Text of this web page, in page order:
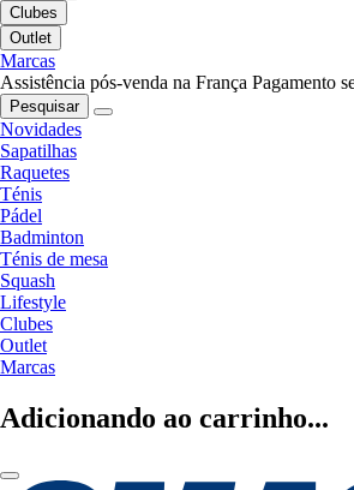
Clubes
Outlet
Marcas
Assistência pós-venda na França Pagamento
Pesquisar
Novidades
Sapatilhas
Raquetes
Ténis
Pádel
Badminton
Ténis de mesa
Squash
Lifestyle
Clubes
Outlet
Marcas
Adicionando ao carrinho...